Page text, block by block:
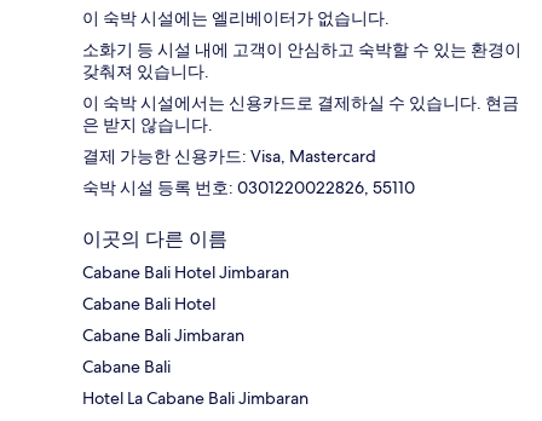
이 숙박 시설에는 엘리베이터가 없습니다.
소화기 등 시설 내에 고객이 안심하고 숙박할 수 있는 환경이
갖춰져 있습니다.
이 숙박 시설에서는 신용카드로 결제하실 수 있습니다. 현금
은 받지 않습니다.
결제 가능한 신용카드: Visa, Mastercard
숙박 시설 등록 번호: 0301220022826, 55110
이곳의 다른 이름
Cabane Bali Hotel Jimbaran
Cabane Bali Hotel
Cabane Bali Jimbaran
Cabane Bali
Hotel La Cabane Bali Jimbaran